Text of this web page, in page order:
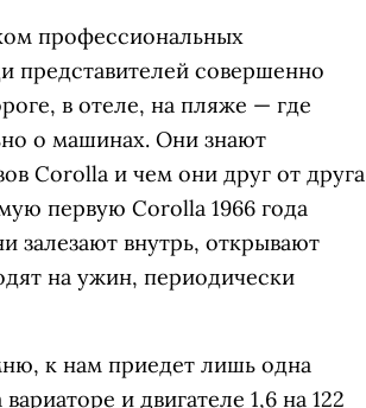
профессиональных
представителей совершенно
в отеле, на пляже — где
о машинах. Они знают
Corolla и чем они друг от друга
первую Corolla 1966 года
залезают внутрь, открывают
на ужин, периодически
к нам приедет лишь одна
и двигателе 1,6 на 122